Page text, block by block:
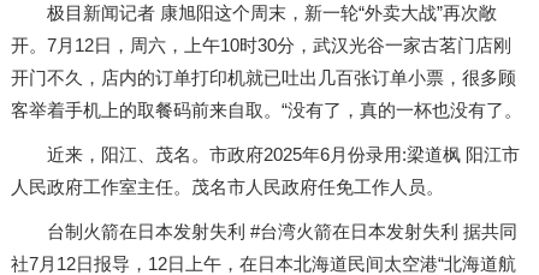
极目新闻记者 康旭阳这个周末，新一轮“外卖大战”再次敞
开。7月12日，周六，上午10时30分，武汉光谷一家古茗门店刚
开门不久，店内的订单打印机就已吐出几百张订单小票，很多顾
客举着手机上的取餐码前来自取。“没有了，真的一杯也没有了。
近来，阳江、茂名。市政府2025年6月份录用:梁道枫 阳江市
人民政府工作室主任。茂名市人民政府任免工作人员。
台制火箭在日本发射失利 #台湾火箭在日本发射失利 据共同
社7月12日报导，12日上午，在日本北海道民间太空港“北海道航